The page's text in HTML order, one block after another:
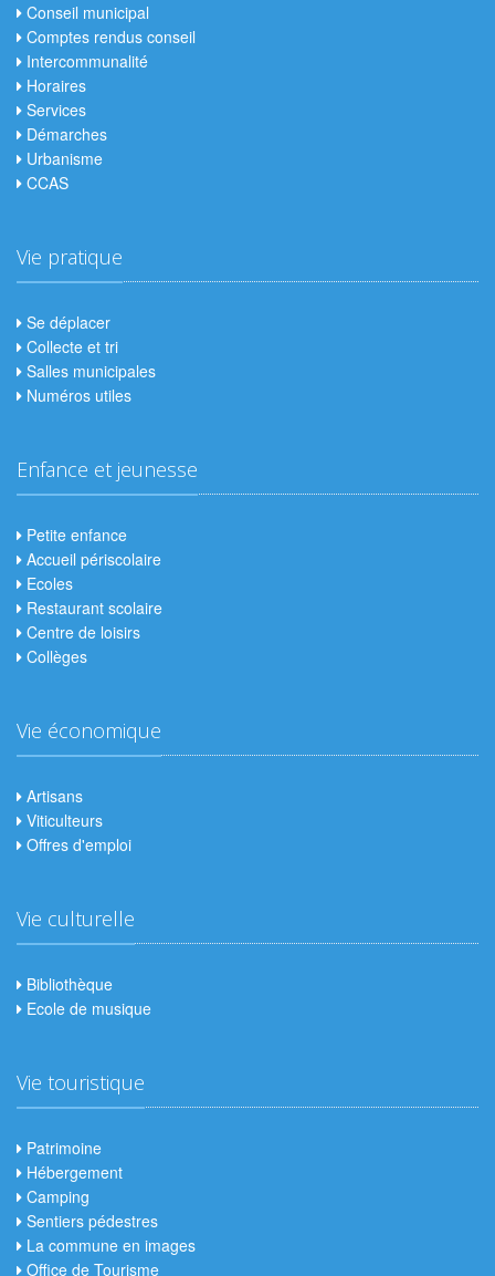
Conseil municipal
Comptes rendus conseil
Intercommunalité
Horaires
Services
Démarches
Urbanisme
CCAS
Vie pratique
Se déplacer
Collecte et tri
Salles municipales
Numéros utiles
Enfance et jeunesse
Petite enfance
Accueil périscolaire
Ecoles
Restaurant scolaire
Centre de loisirs
Collèges
Vie économique
Artisans
Viticulteurs
Offres d'emploi
Vie culturelle
Bibliothèque
Ecole de musique
Vie touristique
Patrimoine
Hébergement
Camping
Sentiers pédestres
La commune en images
Office de Tourisme